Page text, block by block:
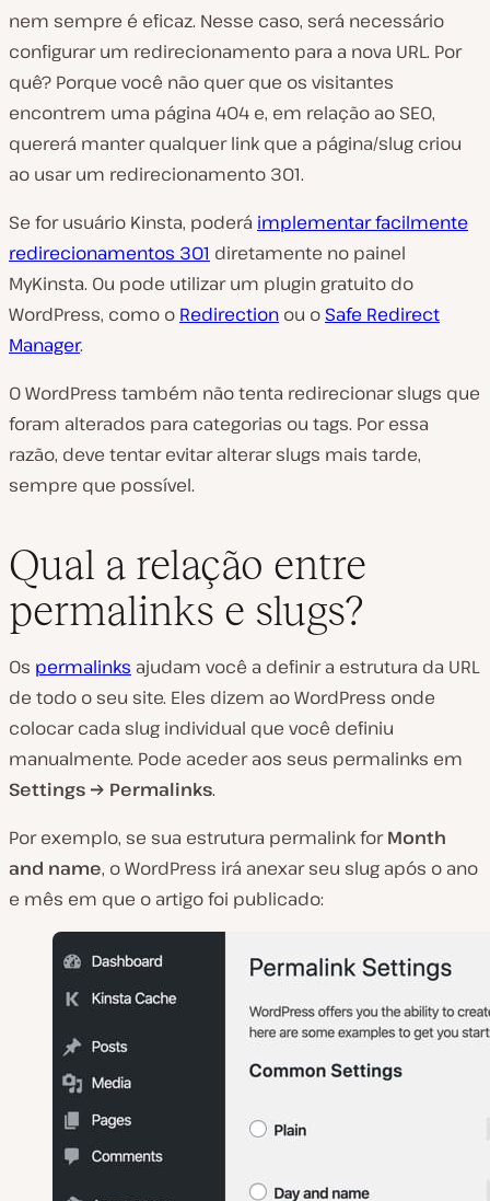
nem sempre é eficaz. Nesse caso, será necessário
configurar um redirecionamento para a nova URL. Por
quê? Porque você não quer que os visitantes
encontrem uma página 404 e, em relação ao SEO,
quererá manter qualquer link que a página/slug criou
ao usar um redirecionamento 301.
Se for usuário Kinsta, poderá implementar facilmente
redirecionamentos 301 diretamente no painel
MyKinsta. Ou pode utilizar um plugin gratuito do
WordPress, como o Redirection ou o Safe Redirect
Manager.
O WordPress também não tenta redirecionar slugs que
foram alterados para categorias ou tags. Por essa
razão, deve tentar evitar alterar slugs mais tarde,
sempre que possível.
Qual a relação entre
permalinks e slugs?
Os permalinks ajudam você a definir a estrutura da URL
de todo o seu site. Eles dizem ao WordPress onde
colocar cada slug individual que você definiu
manualmente. Pode aceder aos seus permalinks em
Settings → Permalinks.
Por exemplo, se sua estrutura permalink forMonth
and name, o WordPress irá anexar seu slug após o ano
e mês em que o artigo foi publicado: